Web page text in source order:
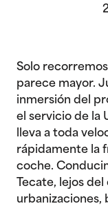
Solo
parece mayor.
inmersión del
el servicio de la
lleva a toda
rápidamente la
coche.
Tecate, lejos
urbanizaciones,